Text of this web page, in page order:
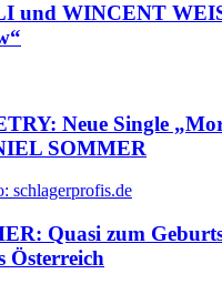
und WINCENT
Neue Single
SOMMER
Quasi zum
Österreich